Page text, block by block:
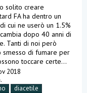
solito creare
FA ha dentro un
cui ne userò un 1.5%
dopo 40 anni di
Tanti di noi però
smesso di fumare per
toccare certe...
2018
diacetile